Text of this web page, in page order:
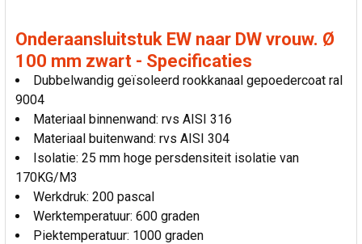
Onderaansluitstuk EW naar DW vrouw. Ø
100 mm zwart - Specificaties
Dubbelwandig geïsoleerd rookkanaal gepoedercoat ral
9004
Materiaal binnenwand: rvs AISI 316
Materiaal buitenwand: rvs AISI 304
Isolatie: 25 mm hoge persdensiteit isolatie van
170KG/M3
Werkdruk: 200 pascal
Werktemperatuur: 600 graden
Piektemperatuur: 1000 graden